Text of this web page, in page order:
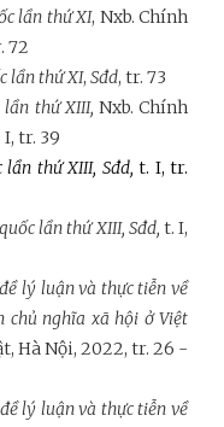
lần thứ XI, Nxb. Chính
72
lần thứ XI, Sđd, tr. 73
lần thứ XIII, Nxb. Chính
I, tr. 39
lần thứ XIII, Sđd,t. I, tr.
lần thứ XIII, Sđd, t. I,
lý luận và thực tiễn về
chủ nghĩa xã hội ở Việt
Hà Nội, 2022, tr. 26 -
lý luận và thực tiễn về